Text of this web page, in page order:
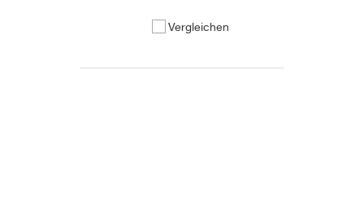
Vergleichen